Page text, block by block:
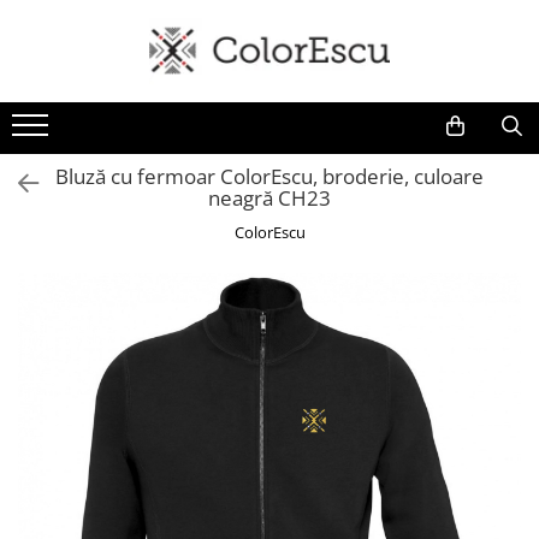
Toate produsele
Tricouri
Tricouri bărbați
Tricouri damă
Bluze si hanorace bărbați
Bluze si hanorace damă
Bluze de trening | Bluze tehnice
Pantaloni
Șepci și căciuli
Bluză cu fermoar ColorEscu, broderie, culoare
neagră CH23
ColorEscu